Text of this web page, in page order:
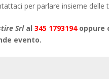
per parlare insieme
Srlal345 1793194oppure
evento.